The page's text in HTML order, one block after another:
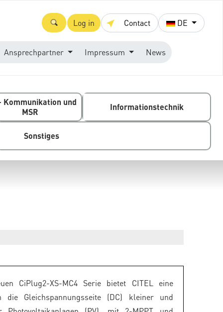
Log in Contact DE
Ansprechpartner Impressum News
Kommunikation und
MSR
Informationstechnik
Sonstiges
CiPlug2-XS-MC4 Serie bietet CITEL eine
die Gleichspannungsseite (DC) kleiner und